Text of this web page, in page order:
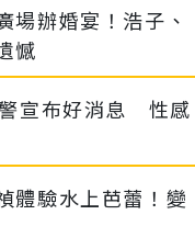
場辦婚宴！浩子、
憾
宣布好消息 性感
體驗水上芭蕾！變